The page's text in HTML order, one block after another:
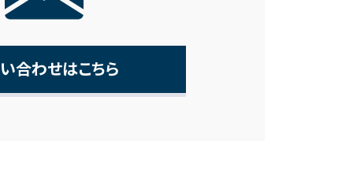
合わせはこちら